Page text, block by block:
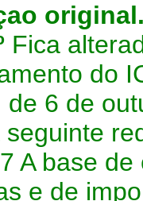
Fica
do
de 6 de
seguinte
A base
e de